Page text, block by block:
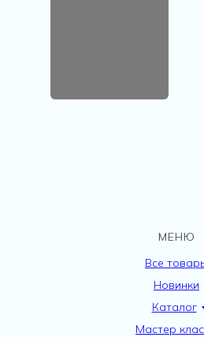
МЕНЮ
Все
Новинки
Каталог
Мастер